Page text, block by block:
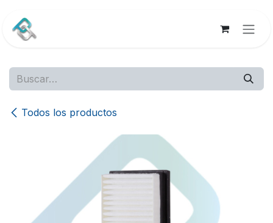
Todos los productos